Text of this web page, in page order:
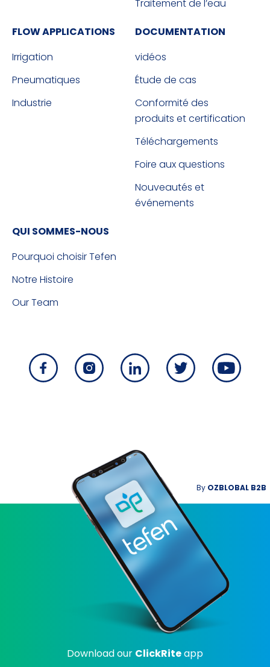
Traitement de l’eau
FLOW APPLICATIONS
Irrigation
Pneumatiques
Industrie
DOCUMENTATION
vidéos
Étude de cas
Conformité des
produits et certification
Téléchargements
Foire aux questions
Nouveautés et
événements
QUI SOMMES-NOUS
Pourquoi choisir Tefen
Notre Histoire
Our Team
By OZBLOBAL B2B
Download our ClickRiteapp